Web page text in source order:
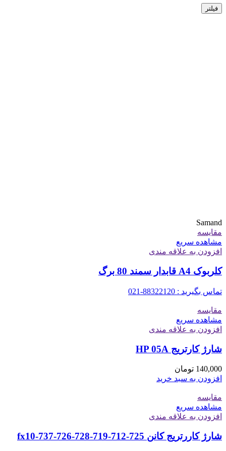
فیلتر
Samand
مقایسه
مشاهده سریع
افزودن به علاقه مندی
کلربوک A4 قابدار سمند 80 برگ
تماس بگیرید : 88322120-021
مقایسه
مشاهده سریع
افزودن به علاقه مندی
شارژ کارتریج HP 05A
140,000 تومان
افزودن به سبد خرید
مقایسه
مشاهده سریع
افزودن به علاقه مندی
شارژ کاررتریج کانن 725-712-719-728-726-737-fx10